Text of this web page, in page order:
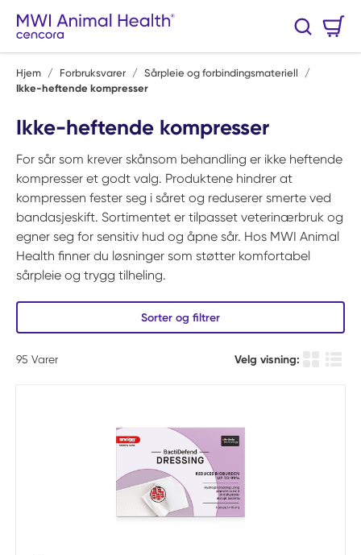
Hopp til hovedinnhold
Søk
Hjem / Forbruksvarer / Sårpleie og forbindingsmateriell
/
Ikke-heftende kompresser
Ikke-heftende kompresser
For sår som krever skånsom behandling er ikke heftende
kompresser et godt valg. Produktene hindrer at
kompressen fester seg i såret og reduserer smerte ved
bandasjeskift. Sortimentet er tilpasset veterinærbruk og
egner seg for sensitiv hud og åpne sår. Hos MWI Animal
Health finner du løsninger som støtter komfortabel
sårpleie og trygg tilheling.
Sorter og filtrer
95 Varer Velg visning: